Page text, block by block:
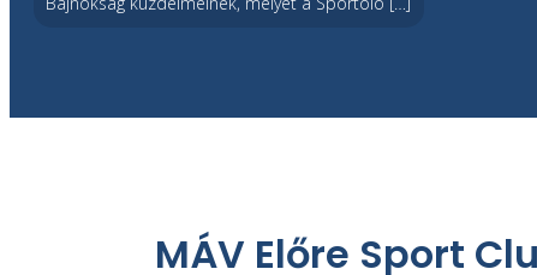
MÁV Előre Sport